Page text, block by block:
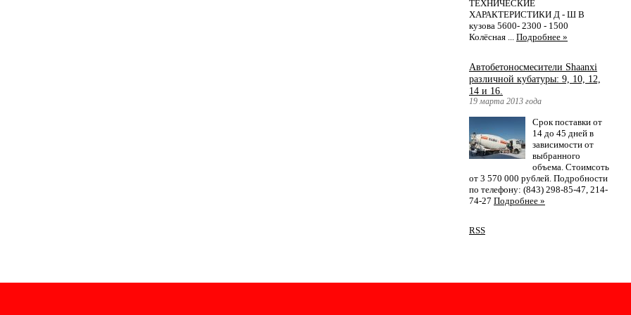
ТЕХНИЧЕСКИЕ
ХАРАКТЕРИСТИКИ Д - Ш В
кузова 5600- 2300 - 1500
Колёсная ... Подробнее »
Автобетоносмесители Shaanxi
различной кубатуры: 9, 10, 12,
14 и 16.
19 марта 2013 года
Срок поставки от
14 до 45 дней в
зависимости от
выбранного
объема. Стоимсоть
от 3 570 000 рублей. Подробности
по телефону: (843) 298-85-47, 214-
74-27 Подробнее »
RSS